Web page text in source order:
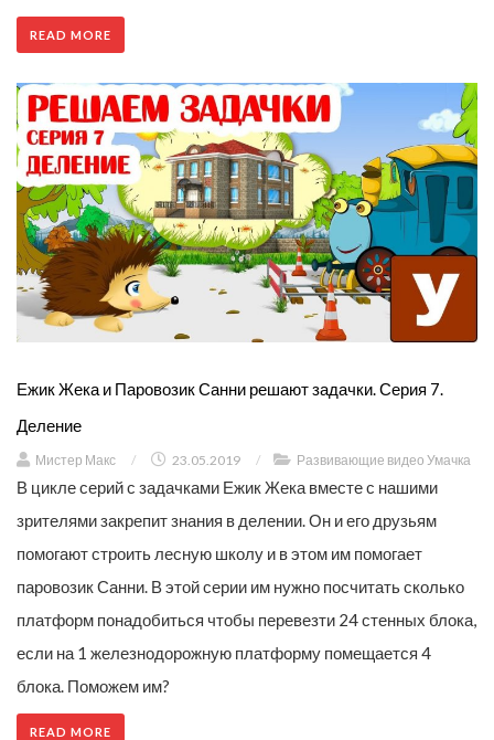
READ MORE
Ежик Жека и Паровозик Санни решают задачки. Серия 7.
Деление
Мистер Макс / 23.05.2019 / Развивающие видео Умачка
В цикле серий с задачками Ежик Жека вместе с нашими
зрителями закрепит знания в делении. Он и его друзьям
помогают строить лесную школу и в этом им помогает
паровозик Санни. В этой серии им нужно посчитать сколько
платформ понадобиться чтобы перевезти 24 стенных блока,
если на 1 железнодорожную платформу помещается 4
блока. Поможем им?
READ MORE